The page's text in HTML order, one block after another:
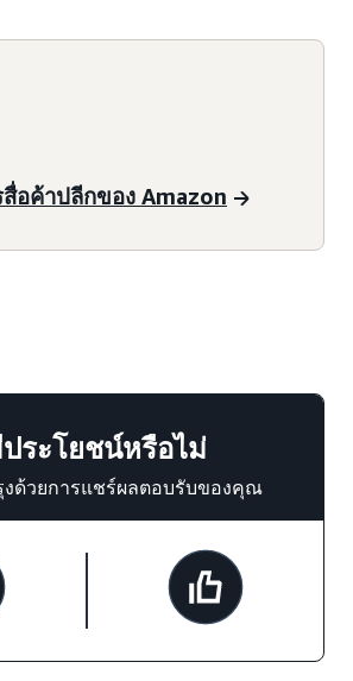
สื่อค้าปลีกของ Amazon
ระโยชน์หรือไม่
งด้วยการแชร์ผลตอบรับของคุณ